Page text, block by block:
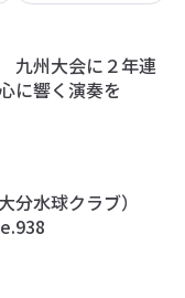
九州大会に２年連
に響く演奏を
分水球クラブ）